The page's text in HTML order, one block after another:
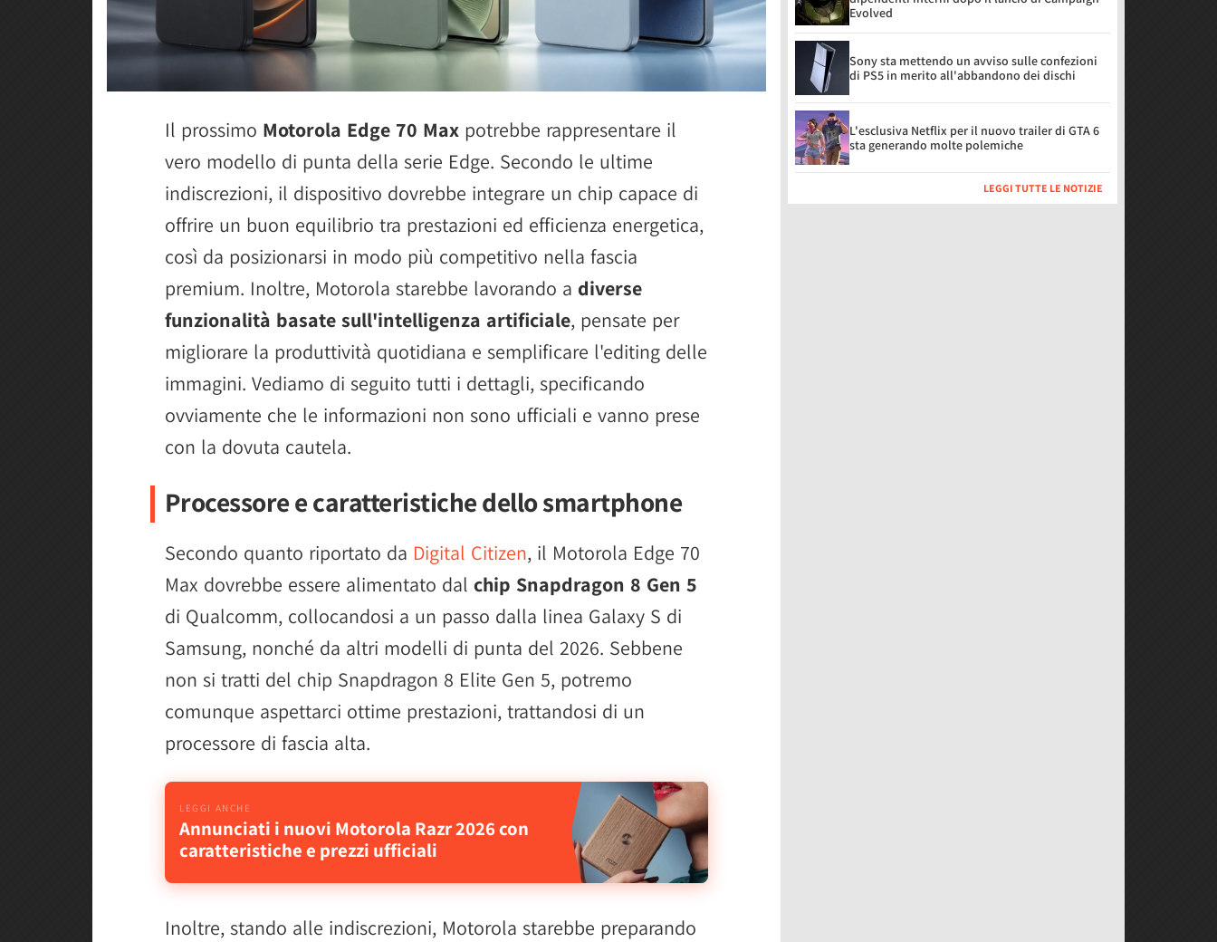
Il prossimo Motorola Edge 70 Max potrebbe rappresentare il
vero modello di punta della serie Edge. Secondo le ultime
indiscrezioni, il dispositivo dovrebbe integrare un chip capace di
offrire un buon equilibrio tra prestazioni ed efficienza energetica,
così da posizionarsi in modo più competitivo nella fascia
premium. Inoltre, Motorola starebbe lavorando a diverse
funzionalità basate sull'intelligenza artificiale, pensate per
migliorare la produttività quotidiana e semplificare l'editing delle
immagini. Vediamo di seguito tutti i dettagli, specificando
ovviamente che le informazioni non sono ufficiali e vanno prese
con la dovuta cautela.
Processore e caratteristiche dello smartphone
Secondo quanto riportato da Digital Citizen, il Motorola Edge 70
Max dovrebbe essere alimentato dal chip Snapdragon 8 Gen 5
di Qualcomm, collocandosi a un passo dalla linea Galaxy S di
Samsung, nonché da altri modelli di punta del 2026. Sebbene
non si tratti del chip Snapdragon 8 Elite Gen 5, potremo
comunque aspettarci ottime prestazioni, trattandosi di un
processore di fascia alta.
Annunciati i nuovi Motorola Razr 2026 con
caratteristiche e prezzi ufficiali
Inoltre, stando alle indiscrezioni, Motorola starebbe preparando
Evolved
Sony sta mettendo un avviso sulle confezioni
di PS5 in merito all'abbandono dei dischi
L'esclusiva Netflix per il nuovo trailer di GTA 6
sta generando molte polemiche
LEGGI TUTTE LE NOTIZIE